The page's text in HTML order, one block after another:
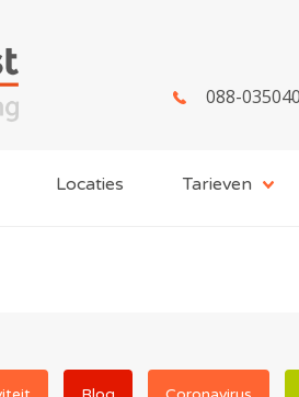
088-
Locaties Tarieven